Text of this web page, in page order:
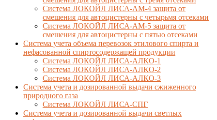
Система ЛОКОЙЛ ЛИСА-AM-4 защита от
смешения для автоцистерны с четырьмя отсеками
Система ЛОКОЙЛ ЛИСА-AM-5 защита от
смешения для автоцистерны с пятью отсеками
Система учета объема перевозок этилового спирта и
нефасованной спиртосодержащей продукции
Система ЛОКОЙЛ ЛИСА-AЛКО-1
Система ЛОКОЙЛ ЛИСА-АЛКО-2
Система ЛОКОЙЛ ЛИСА-АЛКО-3
Система учета и дозированной выдачи сжиженного
природного газа
Система ЛОКОЙЛ ЛИСА-СПГ
Система учета и дозированной выдачи светлых